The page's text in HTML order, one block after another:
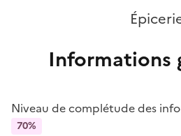
Informations
Niveau de complétude des
70%